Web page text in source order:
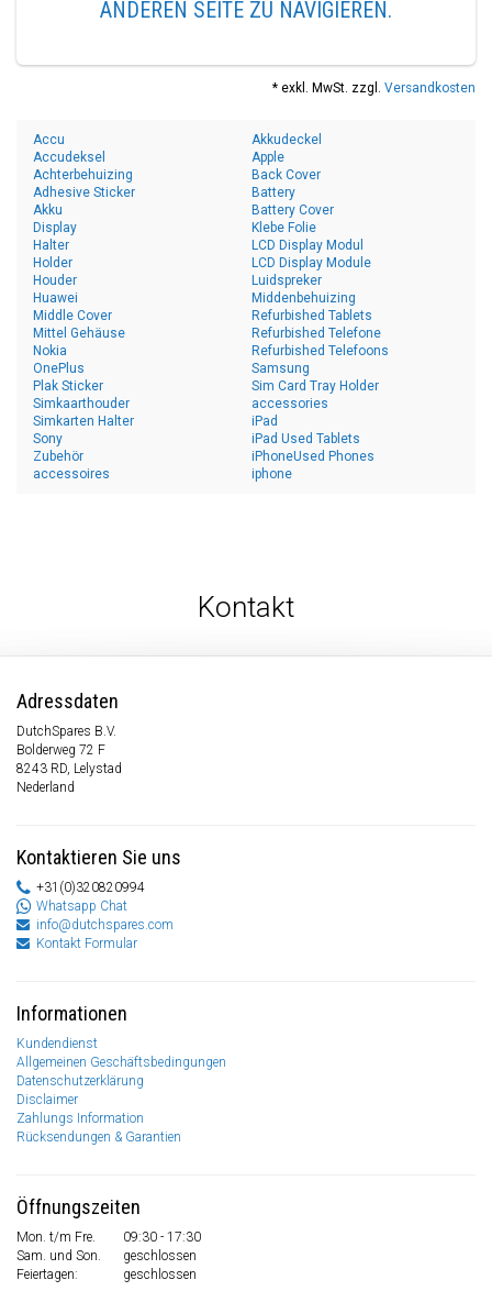
ANDEREN SEITE ZU NAVIGIEREN.
* exkl. MwSt. zzgl. Versandkosten
Accu
Accudeksel
Achterbehuizing
Adhesive Sticker
Akku
Akkudeckel
Apple
Back Cover
Battery
Battery Cover
Display
Halter
Holder
Houder
Huawei
Klebe Folie
LCD Display Modul
LCD Display Module
Luidspreker
Middenbehuizing
Middle Cover
Mittel Gehäuse
Nokia
OnePlus
Plak Sticker
Refurbished Tablets
Refurbished Telefone
Refurbished Telefoons
Samsung
Sim Card Tray Holder
Simkaarthouder
Simkarten Halter
Sony
Zubehör
accessoires
accessories
iPad
iPad Used Tablets
iPhoneUsed Phones
iphone
Kontakt
Adressdaten
DutchSpares B.V.
Bolderweg 72 F
8243 RD, Lelystad
Nederland
Kontaktieren Sie uns
+31(0)320820994
Whatsapp Chat
info@dutchspares.com
Kontakt Formular
Informationen
Kundendienst
Allgemeinen Geschäftsbedingungen
Datenschutzerklärung
Disclaimer
Zahlungs Information
Rücksendungen & Garantien
Öffnungszeiten
Mon. t/m Fre.
09:30 - 17:30
Sam. und Son.
geschlossen
Feiertagen:
geschlossen